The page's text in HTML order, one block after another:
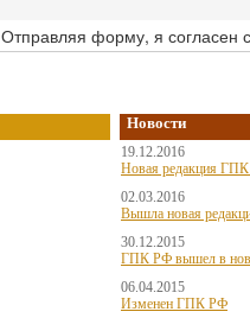
Отправляя форму, я согласен
Новости
19.12.2016
Новая редакция ГПК
02.03.2016
Вышла новая
30.12.2015
ГПК РФ вышел в
06.04.2015
Изменен ГПК РФ